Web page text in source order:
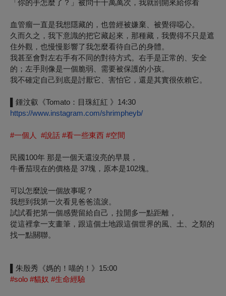
「你的手怎麼了？」被問千千萬萬次，我就剖開來給你看
血管瘤一直是我想隱藏的，也曾經被嫌棄、被覺得噁心。
久而久之，我下意識的把它藏起來，那種藏，我覺得不只是遮
住外觀，也慢慢影響了我怎麼看待自己的身體。
我甚至會對左右手有不同的對待方式。右手是正常的、安全
的；左手則像是一個脆弱、需要被保護的小孩。
我不確定自己到底是討厭它、害怕它，還是其實很依賴它。
▌鍾汶叡《Tomato：目珠紅紅 》14:30
https://www.instagram.com/shrimpheyb/
#一個人 #說話 #看一些東西 #空間
民國100年 那是一個天還沒亮的早晨，
牛番茄現在的價格是 37塊，原本是102塊。
可以怎麼說一個故事呢？
我想到我第一次看見爸爸流淚。
試試看把第一個感覺留給自己，拉開多一點距離，
從這裡拿一支畫筆，跟這個土地跟這個世界的風、土、之類的
找一點關聯。
▌朱殷秀《媽的！喵的！》15:00
#solo #貓奴 #生命經驗